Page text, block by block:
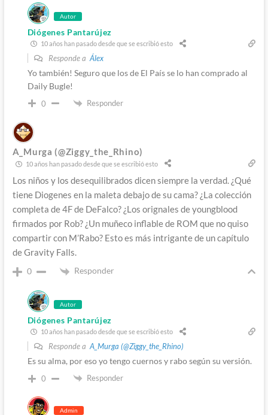
Autor
Diógenes Pantarújez
10 años han pasado desde que se escribió esto
Responde a Álex
Yo también! Seguro que los de El País se lo han comprado al
Daily Bugle!
0 Responder
A_Murga (@Ziggy_the_Rhino)
10 años han pasado desde que se escribió esto
Los niños y los desequilibrados dicen siempre la verdad. ¿Qué
tiene Diogenes en la maleta debajo de su cama? ¿La colección
completa de 4F de DeFalco? ¿Los orignales de youngblood
firmados por Rob? ¿Un muñeco inflable de ROM que no quiso
compartir con M’Rabo? Esto es más intrigante de un capítulo
de Gravity Falls.
0 Responder
Autor
Diógenes Pantarújez
10 años han pasado desde que se escribió esto
Responde a A_Murga (@Ziggy_the_Rhino)
Es su alma, por eso yo tengo cuernos y rabo según su versión.
0 Responder
Admin